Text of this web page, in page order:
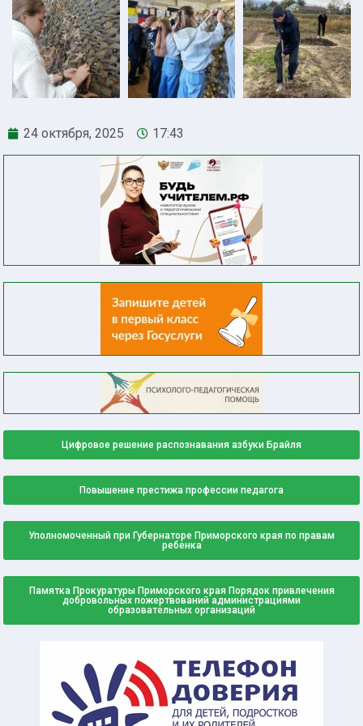
24 октября, 2025 17:43
Цифровое решение распознавания азбуки Брайля
Повышение престижа профессии педагога
Уполномоченный при Губернаторе Приморского края по правам
ребенка
Памятка Прокуратуры Приморского края Порядок привлечения
добровольных пожертвований администрациями
образовательных организаций